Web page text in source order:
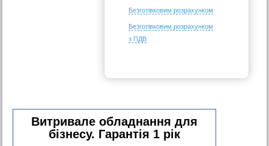
Безготівковим розрахунком
Безготівковим розрахунком
з ПДВ
Витривале обладнання для
бізнесу. Гарантія 1 рік